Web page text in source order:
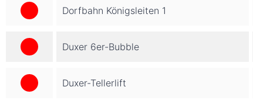
Dorfbahn Königsleiten 1
Duxer 6er-Bubble
Duxer-Tellerlift